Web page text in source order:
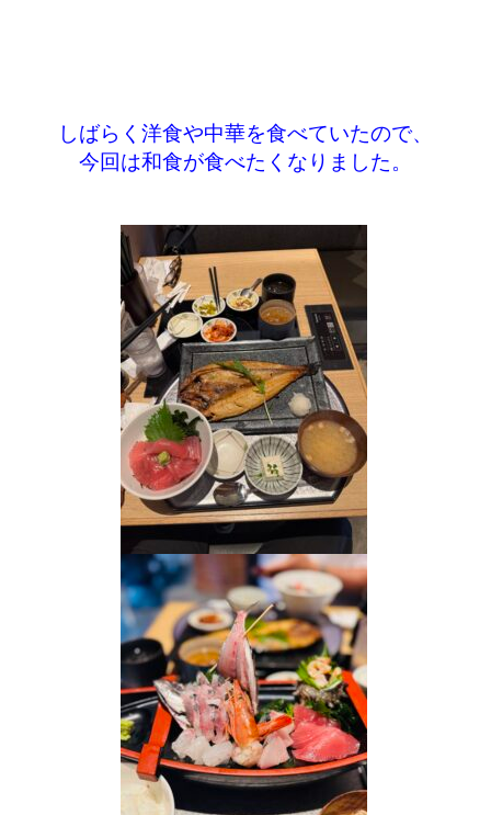
しばらく洋食や中華を食べていたので、
今回は和食が食べたくなりました。